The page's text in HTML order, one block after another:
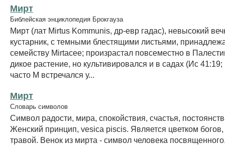
Мирт
Библейская энциклопедия Брокгауза
Мирт (лат Mirtus Kommunis, др-евр гадас), невысокий
кустарник, с темными блестящими листьями,
семейству Mirtacee; произрастал повсеместно в
дикое растение, но культивировался и в садах (Ис
часто М встречался у...
Мирт
Словарь символов
Символ радости, мира, спокойствия, счастья,
Женский принцип, vesica piscis. Является цветком богов,
травой. Венок из мирта - символ человека